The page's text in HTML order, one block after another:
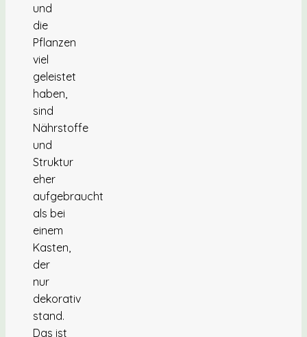
und
die
Pflanzen
viel
geleistet
haben,
sind
Nährstoffe
und
Struktur
eher
aufgebraucht
als bei
einem
Kasten,
der
nur
dekorativ
stand.
Das ist